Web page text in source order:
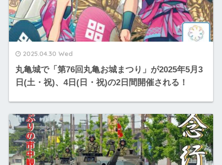
2025.04.30 Wed
丸亀城で「第76回丸亀お城まつり」が2025年5月3
日(土・祝)、4日(日・祝)の2日間開催される！